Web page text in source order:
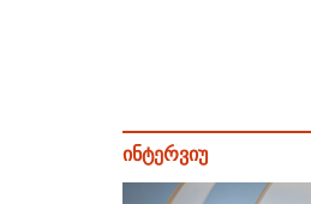
ინტერვიუ